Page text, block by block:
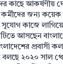
কাছে আকর্ষণীয়
কর্মীদের জন্য
কাজে
আসছেন
প্রবাসী
বলছে ২০২০ সাল